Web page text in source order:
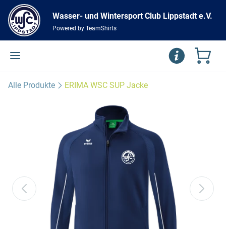
Wasser- und Wintersport Club Lippstadt e.V.
Powered by TeamShirts
Alle Produkte ERIMA WSC SUP Jacke